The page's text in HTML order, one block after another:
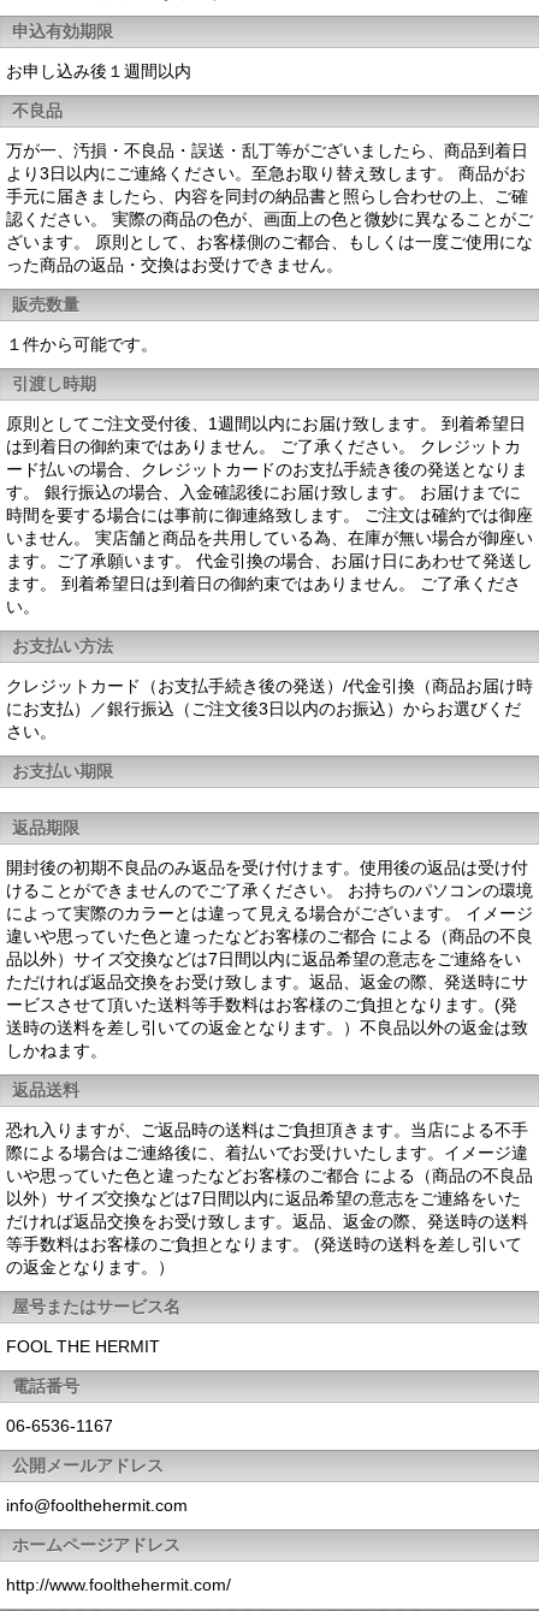
申込有効期限
お申し込み後１週間以内
不良品
万が一、汚損・不良品・誤送・乱丁等がございましたら、商品到着日
より3日以内にご連絡ください。至急お取り替え致します。 商品がお
手元に届きましたら、内容を同封の納品書と照らし合わせの上、ご確
認ください。 実際の商品の色が、画面上の色と微妙に異なることがご
ざいます。 原則として、お客様側のご都合、もしくは一度ご使用にな
った商品の返品・交換はお受けできません。
販売数量
１件から可能です。
引渡し時期
原則としてご注文受付後、1週間以内にお届け致します。 到着希望日
は到着日の御約束ではありません。 ご了承ください。 クレジットカ
ード払いの場合、クレジットカードのお支払手続き後の発送となりま
す。 銀行振込の場合、入金確認後にお届け致します。 お届けまでに
時間を要する場合には事前に御連絡致します。 ご注文は確約では御座
いません。 実店舗と商品を共用している為、在庫が無い場合が御座い
ます。ご了承願います。 代金引換の場合、お届け日にあわせて発送し
ます。 到着希望日は到着日の御約束ではありません。 ご了承くださ
い。
お支払い方法
クレジットカード（お支払手続き後の発送）/代金引換（商品お届け時
にお支払）／銀行振込（ご注文後3日以内のお振込）からお選びくだ
さい。
お支払い期限
返品期限
開封後の初期不良品のみ返品を受け付けます。使用後の返品は受け付
けることができませんのでご了承ください。 お持ちのパソコンの環境
によって実際のカラーとは違って見える場合がございます。 イメージ
違いや思っていた色と違ったなどお客様のご都合 による（商品の不良
品以外）サイズ交換などは7日間以内に返品希望の意志をご連絡をい
ただければ返品交換をお受け致します。返品、返金の際、発送時にサ
ービスさせて頂いた送料等手数料はお客様のご負担となります。(発
送時の送料を差し引いての返金となります。）不良品以外の返金は致
しかねます。
返品送料
恐れ入りますが、ご返品時の送料はご負担頂きます。当店による不手
際による場合はご連絡後に、着払いでお受けいたします。イメージ違
いや思っていた色と違ったなどお客様のご都合 による（商品の不良品
以外）サイズ交換などは7日間以内に返品希望の意志をご連絡をいた
だければ返品交換をお受け致します。返品、返金の際、発送時の送料
等手数料はお客様のご負担となります。 (発送時の送料を差し引いて
の返金となります。）
屋号またはサービス名
FOOL THE HERMIT
電話番号
06-6536-1167
公開メールアドレス
info@foolthehermit.com
ホームページアドレス
http://www.foolthehermit.com/